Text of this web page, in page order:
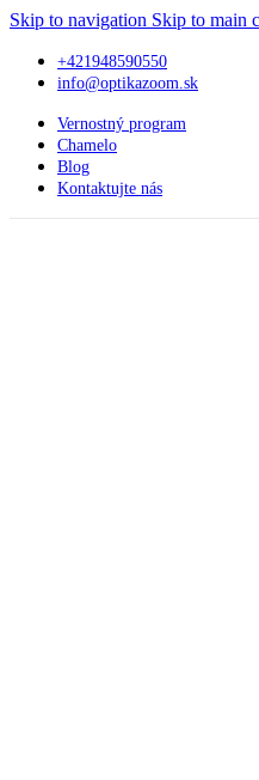
Skip to navigation Skip to main
+421948590550
info@optikazoom.sk
Vernostný program
Chamelo
Blog
Kontaktujte nás